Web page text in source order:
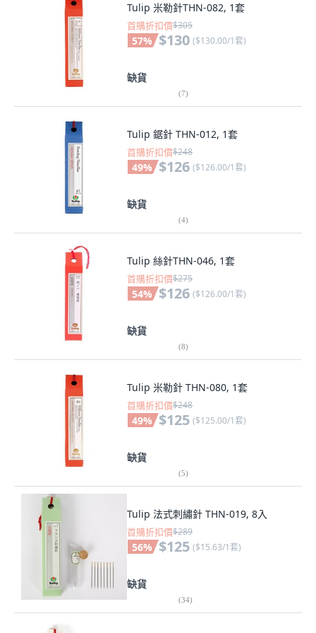
Tulip 米勒針THN-082, 1套
首購折扣價$305
57% $130 ($130.00/1套)
缺貨
(7)
Tulip 鋸針 THN-012, 1套
首購折扣價$248
49% $126 ($126.00/1套)
缺貨
(4)
Tulip 絲針THN-046, 1套
首購折扣價$275
54% $126 ($126.00/1套)
缺貨
(8)
Tulip 米勒針 THN-080, 1套
首購折扣價$248
49% $125 ($125.00/1套)
缺貨
(5)
Tulip 法式刺繡針 THN-019, 8入
首購折扣價$289
56% $125 ($15.63/1套)
缺貨
(34)